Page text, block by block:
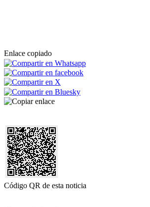
Enlace copiado
Código QR de esta noticia